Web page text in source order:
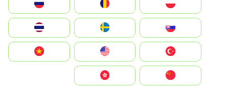
România
Slovensko
United States
Vietnam